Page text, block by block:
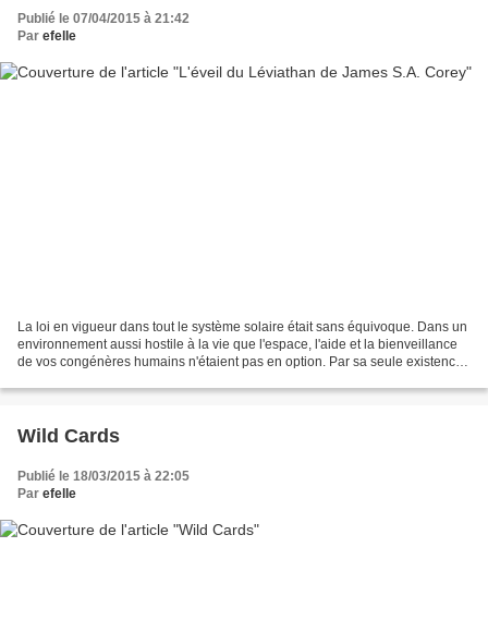
Publié le 07/04/2015 à 21:42
Par efelle
La loi en vigueur dans tout le système solaire était sans équivoque. Dans un
environnement aussi hostile à la vie que l'espace, l'aide et la bienveillance
de vos congénères humains n'étaient pas en option. Par sa seule existence,
Wild Cards
Publié le 18/03/2015 à 22:05
Par efelle